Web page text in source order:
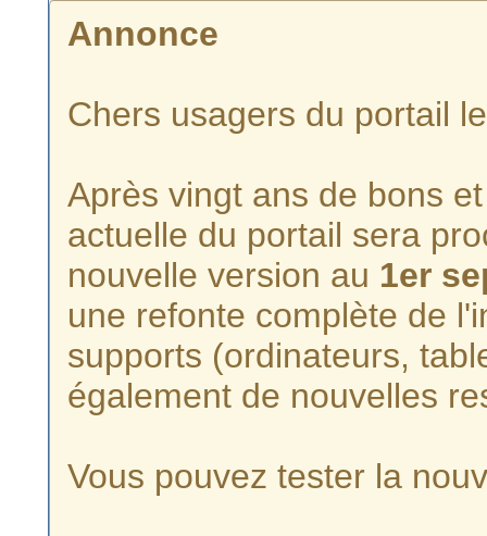
Annonce
Chers usagers du portail
Après vingt ans de bons
actuelle du portail sera
nouvelle version au 1er
une refonte complète de
supports (ordinateurs,
également de nouvelles
Vous pouvez tester la